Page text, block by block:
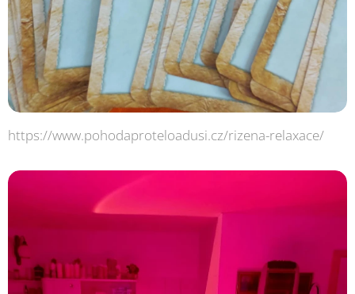
https://www.pohodaproteloadusi.cz/rizena-relaxace/